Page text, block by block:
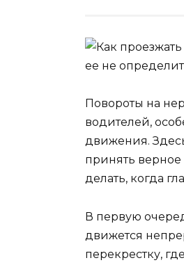
Повороты на
водителей,
движения.
принять
делать, когда
В первую
движется
перекрестку,